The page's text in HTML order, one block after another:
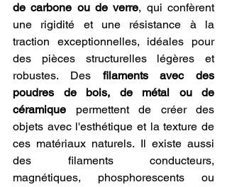
de carbone ou de verre, qui confèrent
une rigidité et une résistance à la
traction exceptionnelles, idéales pour
des pièces structurelles légères et
robustes. Des filaments avec des
poudres de bois, de métal ou de
céramique permettent de créer des
objets avec l'esthétique et la texture de
ces matériaux naturels. Il existe aussi
des filaments conducteurs,
magnétiques, phosphorescents ou